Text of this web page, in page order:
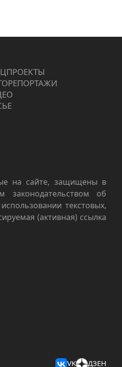
на сайте, защищены в
законодательством об
текстовых,
(активная) ссылка
VK ДЗЕН